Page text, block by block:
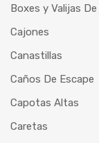
Boxes y Valijas
Cajones
Canastillas
Caños De Escape
Capotas Altas
Caretas